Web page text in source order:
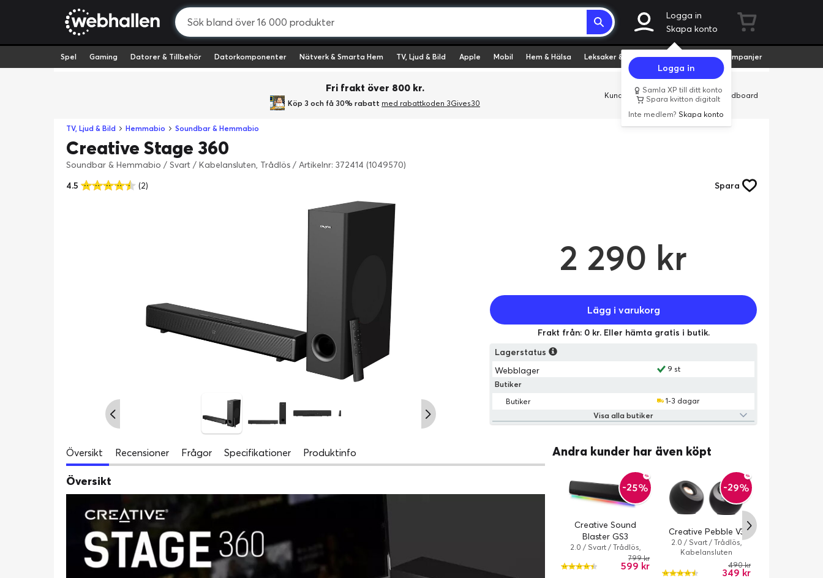
Logga in
Skapa konto
Logga in
Samla XP till ditt konto
Spara kvitton digitalt
Inte medlem?Skapa konto
Spel Gaming Datorer & Tillbehör Datorkomponenter Nätverk & Smarta Hem TV, Ljud & Bild Apple Mobil Hem & Hälsa Leksaker & Hobby Fyndvaror Kampanjer
Fri frakt över 800 kr.
Köp 3 och få 30% rabatt med rabattkoden 3Gives30
Kundservice Butiker Företag Cardboard
TV, Ljud & Bild Hemmabio Soundbar & Hemmabio
Creative Stage 360
Soundbar & Hemmabio / Svart / Kabelansluten, Trådlös / Artikelnr: 372414 (1049570)
4.5
(2) Spara
2 290 kr
Lägg i varukorg
Frakt från: 0 kr. Eller hämta gratis i butik.
Lagerstatus
Webblager
9 st
Butiker
Butiker
1-3 dagar
Visa alla butiker
Översikt Recensioner Frågor Specifikationer Produktinfo
Översikt
Andra kunder har även köpt
-25%
Creative Sound
Blaster GS3
2.0 / Svart / Trådlös,
Kabelansluten
599 kr
799 kr
-29%
Creative Pebble V3
2.0 / Svart / Trådlös,
Kabelansluten
349 kr
490 kr